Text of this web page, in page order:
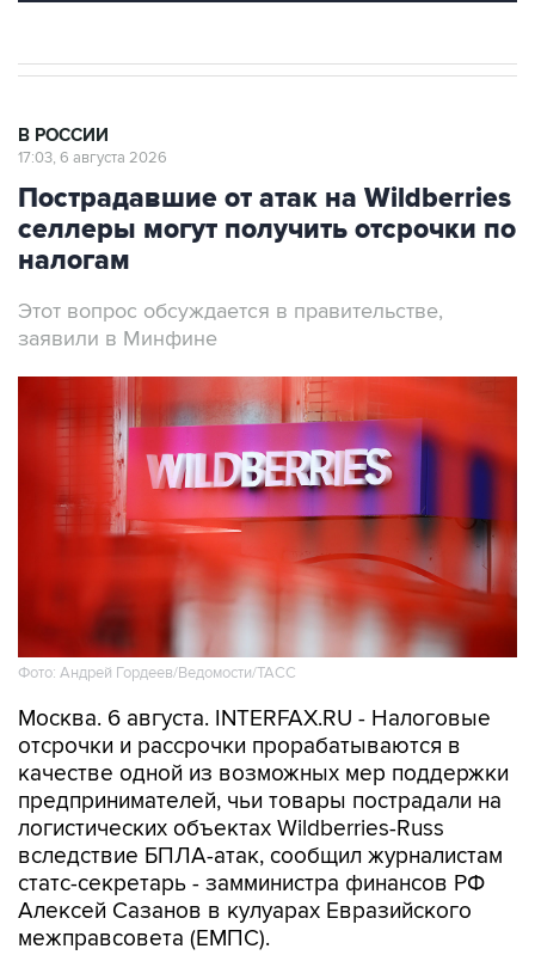
В РОССИИ
17:03, 6 августа 2026
Пострадавшие от атак на Wildberries
селлеры могут получить отсрочки по
налогам
Этот вопрос обсуждается в правительстве,
заявили в Минфине
Фото: Андрей Гордеев/Ведомости/ТАСС
Москва. 6 августа. INTERFAX.RU - Налоговые
отсрочки и рассрочки прорабатываются в
качестве одной из возможных мер поддержки
предпринимателей, чьи товары пострадали на
логистических объектах Wildberries-Russ
вследствие БПЛА-атак, сообщил журналистам
статс-секретарь - замминистра финансов РФ
Алексей Сазанов в кулуарах Евразийского
межправсовета (ЕМПС).